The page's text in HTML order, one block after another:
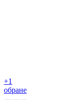
+1
обране